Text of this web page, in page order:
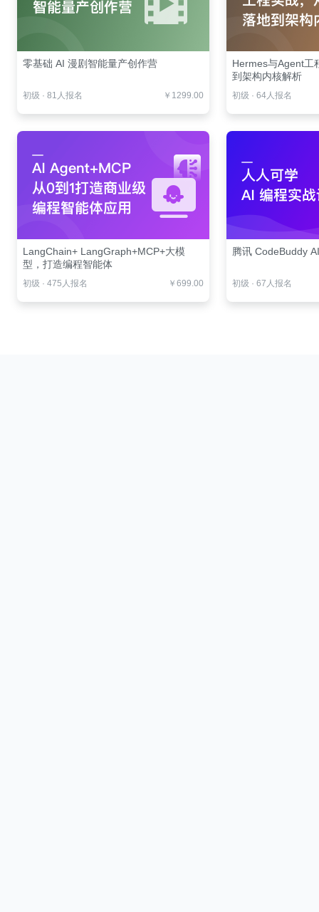
零基础 AI 漫剧智能量产创作营
初级 · 81人报名 ￥1299.00
Hermes与Agent工
到架构内核解析
初级 · 64人报名
LangChain+ LangGraph+MCP+大模
型，打造编程智能体
初级 · 475人报名 ￥699.00
腾讯 CodeBuddy
初级 · 67人报名